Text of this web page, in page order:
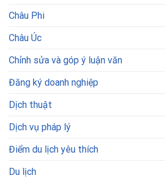
Châu Phi
Châu Úc
Chỉnh sửa và góp ý luận văn
Đăng ký doanh nghiệp
Dịch thuật
Dịch vụ pháp lý
Điểm du lịch yêu thích
Du lịch